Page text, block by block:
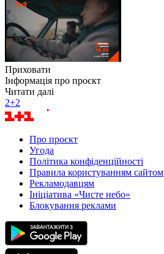
Приховати
Інформація про проєкт
Читати далі
2+2
Про проєкт
Угода
Політика конфіденційності
Правила користуванням сайтом
Рекламодавцям
Ініціатива «Чисте небо»
Блокування реклами